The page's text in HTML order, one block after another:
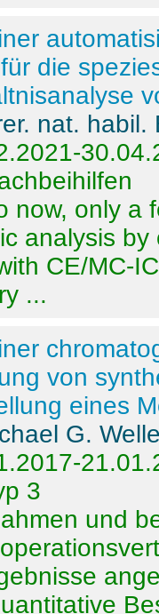
die
nat.
now, only a
analysis
CE/MC-
...
von
eines
G.
3
und